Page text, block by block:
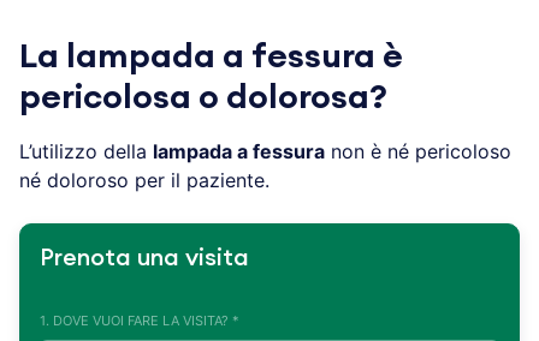
La lampada a fessura è
pericolosa o dolorosa?
L’utilizzo della lampada a fessura non è né pericoloso
né doloroso per il paziente.
Prenota una visita
1. DOVE VUOI FARE LA VISITA? *